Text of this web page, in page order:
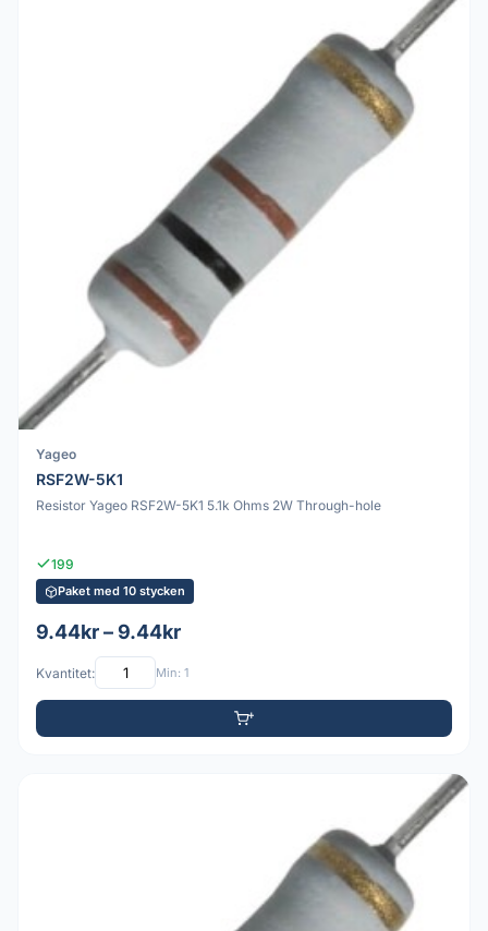
Yageo
RSF2W-5K1
Resistor Yageo RSF2W-5K1 5.1k Ohms 2W Through-hole
199
Paket med 10 stycken
9.44kr – 9.44kr
Kvantitet: Min: 1